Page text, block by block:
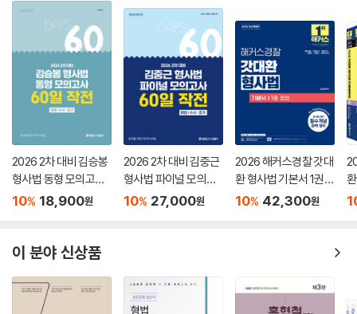
2026 2차 대비 김승봉
형사법 동형 모의고사
60일 작전(형법｜수
10% 18,900원
2026 2차 대비 김중근
형사법 파이널 모의고
사 60일 작전
10% 27,000원
2026 해커스경찰 갓대
환 형사법 기본서 1권
형법
10% 42,300원
이 분야 신상품